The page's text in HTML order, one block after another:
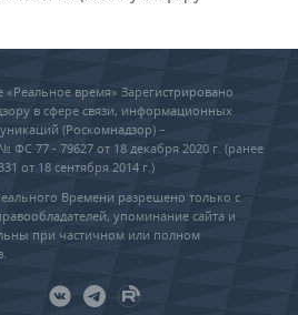
«Реальное время» Зарегистрировано
в сфере связи, информационных
(Роскомнадзор) –
77 - 79627 от 18 декабря 2020 г. (ранее
от 18 сентября 2014 г.)
Времени разрешено только с
упоминание сайта и
при частичном или полном